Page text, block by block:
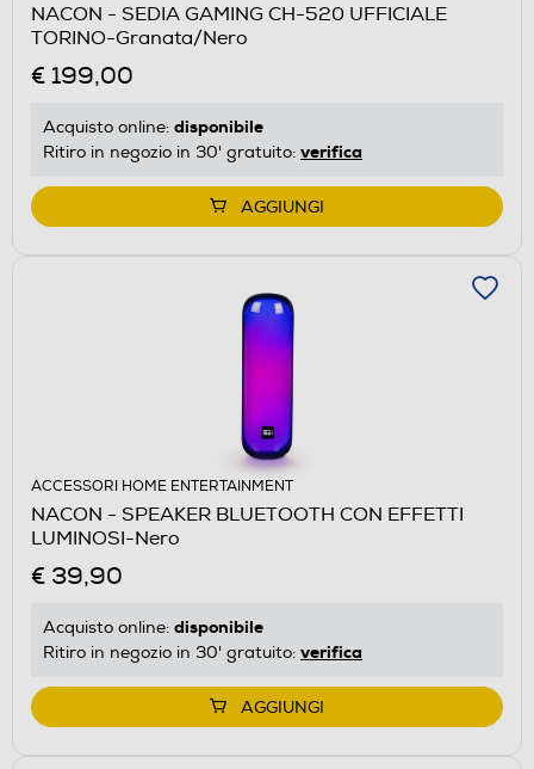
NACON - SEDIA GAMING CH-520 UFFICIALE
TORINO-Granata/Nero
€ 199,00
Acquisto online: disponibile
Ritiro in negozio in 30' gratuito: verifica
AGGIUNGI
ACCESSORI HOME ENTERTAINMENT
NACON - SPEAKER BLUETOOTH CON EFFETTI
LUMINOSI-Nero
€ 39,90
Acquisto online: disponibile
Ritiro in negozio in 30' gratuito: verifica
AGGIUNGI